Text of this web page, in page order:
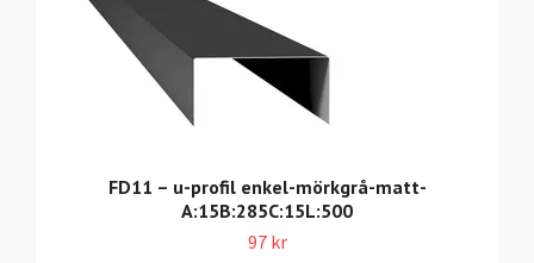
FD11 – u-profil enkel-mörkgrå-matt-
A:15B:285C:15L:500
97 kr